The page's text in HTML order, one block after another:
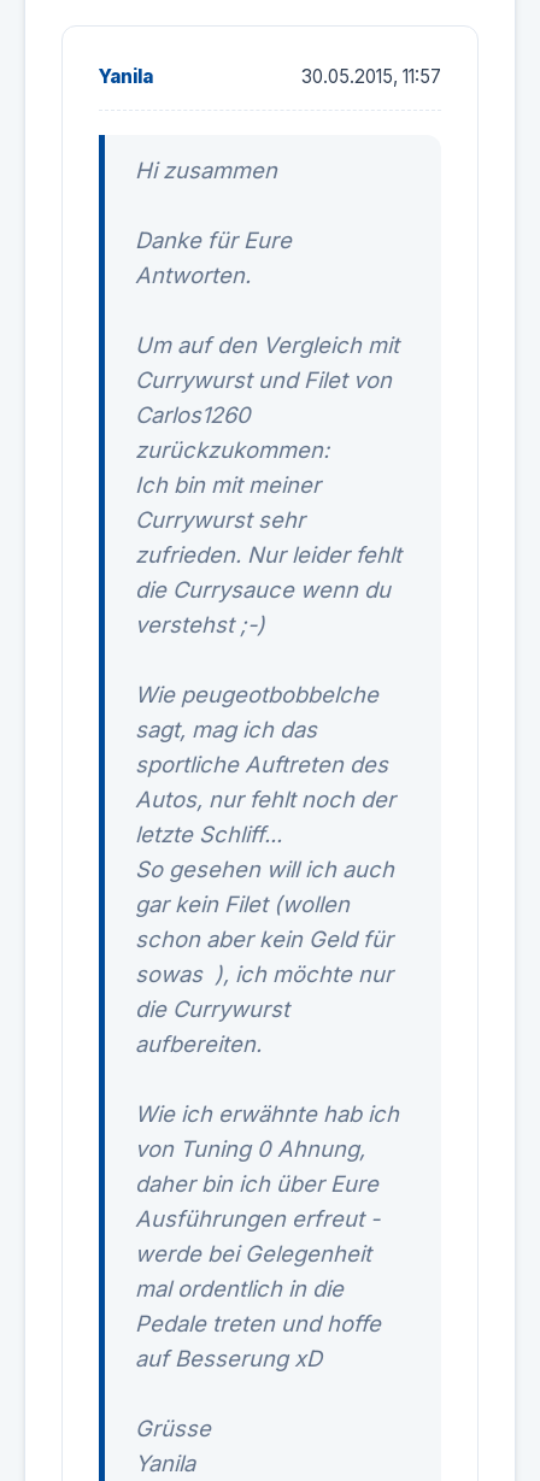
Yanila 30.05.2015, 11:57
Hi zusammen
Danke für Eure
Antworten.
Um auf den Vergleich mit
Currywurst und Filet von
Carlos1260
zurückzukommen:
Ich bin mit meiner
Currywurst sehr
zufrieden. Nur leider fehlt
die Currysauce wenn du
verstehst ;-)
Wie peugeotbobbelche
sagt, mag ich das
sportliche Auftreten des
Autos, nur fehlt noch der
letzte Schliff...
So gesehen will ich auch
gar kein Filet (wollen
schon aber kein Geld für
sowas ), ich möchte nur
die Currywurst
aufbereiten.
Wie ich erwähnte hab ich
von Tuning 0 Ahnung,
daher bin ich über Eure
Ausführungen erfreut -
werde bei Gelegenheit
mal ordentlich in die
Pedale treten und hoffe
auf Besserung xD
Grüsse
Yanila